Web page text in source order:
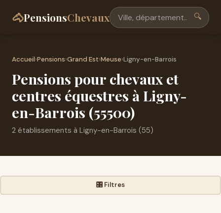
🐴PensionsChevaux 🔍
Accueil›Pensions›Grand Est›Meuse›Ligny-en-Barrois
Pensions pour chevaux et
centres équestres à Ligny-
en-Barrois (55500)
2 établissements à Ligny-en-Barrois (55)
🎛️ Filtres